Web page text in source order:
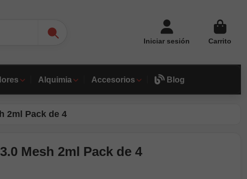
Iniciar sesión Carrito
Alquimia Accesorios Blog
2ml Pack de 4
Mesh 2ml Pack de 4